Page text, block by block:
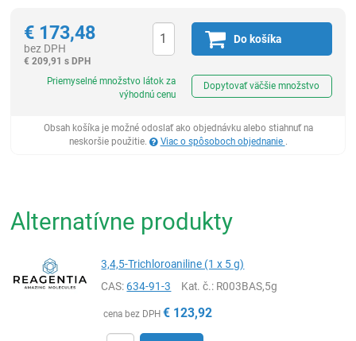
€ 173,48
bez DPH
€ 209,91 s DPH
Do košíka
Priemyselné množstvo látok za
výhodnú cenu
Dopytovať väčšie množstvo
Obsah košíka je možné odoslať ako objednávku alebo stiahnuť na
neskoršie použitie.
Viac o spôsoboch objednanie .
Alternatívne produkty
3,4,5-Trichloroaniline (1 x 5 g)
CAS:634-91-3 Kat. č.: R003BAS,5g
cena bez DPH € 123,92